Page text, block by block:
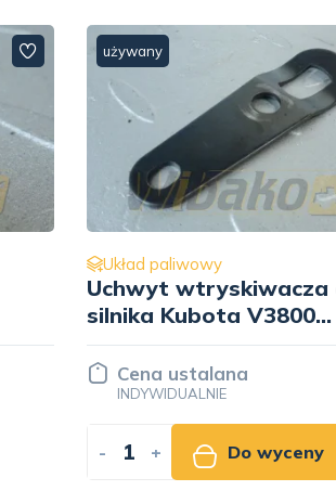
używany
Układ paliwowy
Śruba przelewowa
wtryskiwacza do silnika
Kubota V3800 1C020-
95810Cena ustalana
INDYWIDUALNIE
- + Do wyceny